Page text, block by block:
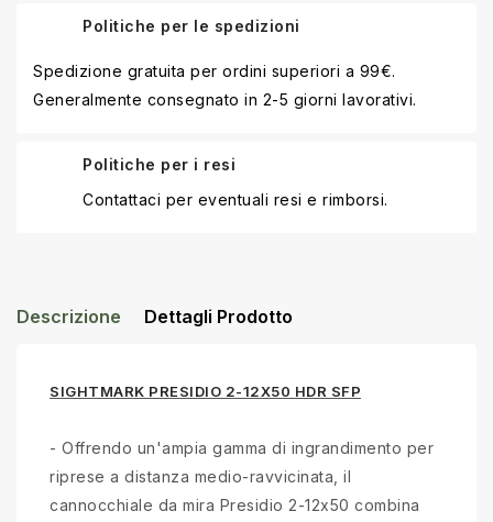
Politiche per le spedizioni
Spedizione gratuita per ordini superiori a 99€.
Generalmente consegnato in 2-5 giorni lavorativi.
Politiche per i resi
Contattaci per eventuali resi e rimborsi.
Descrizione Dettagli Prodotto
SIGHTMARK PRESIDIO 2-12X50 HDR SFP
- Offrendo un'ampia gamma di ingrandimento per
riprese a distanza medio-ravvicinata, il
cannocchiale da mira Presidio 2-12x50 combina